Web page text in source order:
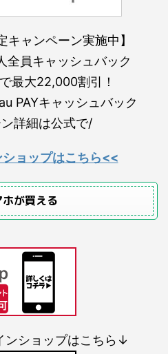
キャンペーン実施中】
全員キャッシュバック
最大22,000割引！
PAYキャッシュバック
詳細は公式で/
ョップはこちら<<
が買える
ンショップはこちら↓